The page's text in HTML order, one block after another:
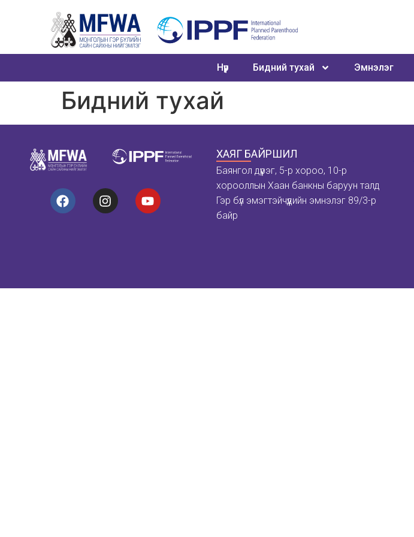
Нүүр Бидний тухай Эмнэлэг
Бидний тухай
ХАЯГ БАЙРШИЛ
Баянгол дүүрэг, 5-р хороо, 10-р
хорооллын Хаан банкны баруун талд
Гэр бүл эмэгтэйчүүдийн эмнэлэг 89/3-р
байр